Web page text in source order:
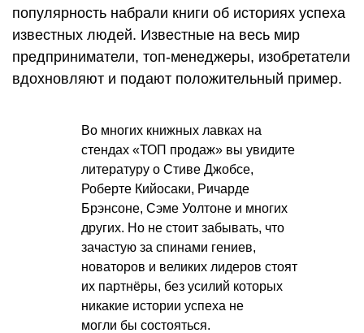
популярность набрали книги об историях успеха
известных людей. Известные на весь мир
предприниматели, топ-менеджеры, изобретатели
вдохновляют и подают положительный пример.
Во многих книжных лавках на
стендах «ТОП продаж» вы увидите
литературу о Стиве Джобсе,
Роберте Кийосаки, Ричарде
Брэнсоне, Сэме Уолтоне и многих
других. Но не стоит забывать, что
зачастую за спинами гениев,
новаторов и великих лидеров стоят
их партнёры, без усилий которых
никакие истории успеха не
могли бы состояться.